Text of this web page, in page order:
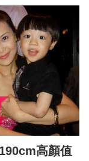
高顏值